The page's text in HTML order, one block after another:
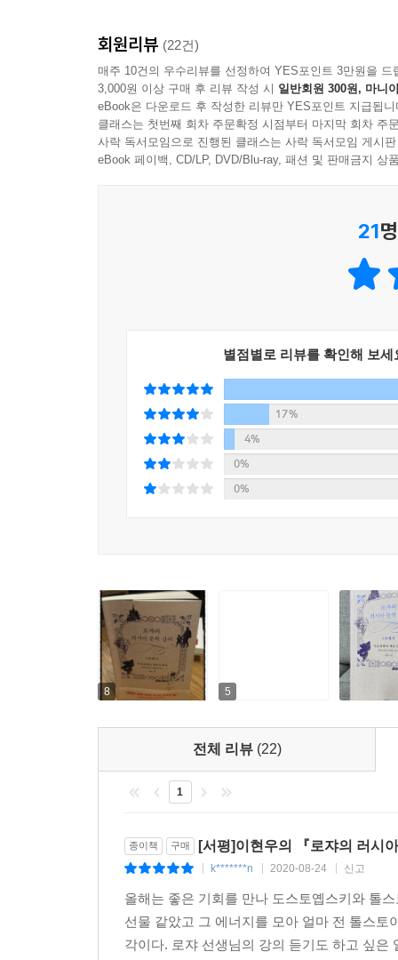
러시아 문학은 ‘새 고전’이다
"2007년 영어권의 현역 작가 125명에게 가장 좋아
[안나 카레니나]였고, 2위가 플로베르의 [마담 보
러시아의 어떤 작가도 인간적으로 ‘평범한’ 이가
인간들, 러시아 작가들 모두와 사이가 안 좋았던
그들은 ‘러시아’에서만 나올 수 있는 작가이며,
남은 거장과 명작들의 세계에서 ‘나의 작가’를 만난
이 책은 1강에서 러시아의 역사와 지리적 특성,
그리고 주요 작품을 뽑아 차근차근 해설한다.
때로는 잔잔한 웃음이, 때로는 모진 비평이 있으
입말 그대로를 생생하게 살려 누구나 쉽고 재미있
않는 [죄와 벌], [카라마조프가의 형제들], [안나 카
"러시아 작가들은 ‘나의 푸슈킨’이라고 얘기해
작가들이 다 한 편씩 씁니다. 재미있는 건 러시아
이게 바로 자기 존재 증명입니다."
유행한 ‘돈 후안 리스트’ 푸슈킨 편에는 100여
‘밝은 슬픔’이 관통하는 [예브게니 오네긴]이 푸
문학 커넥션을 곳곳에서 확인할 수 있다.
3강은 절대 고독의 작가, 영원한 젊음의 시인,
27세에 결투로 죽은 요절 시인이어서 천재라는
전공자들에게 실망을 안겨준다고 한다. 그렇지
죽었고, 고골은 [검찰관] 공연에 상심해서 [외투
데뷔작을 발표하고 페트라셰프스키 사건으로 죽
회원리뷰 (22건)
매주 10건의 우수리뷰를 선정하여 YES포인트 3만원을 드
3,000원 이상 구매 후 리뷰 작성 시 일반회원 300원, 마니
eBook은 다운로드 후 작성한 리뷰만 YES포인트 지급됩니
클래스는 첫번째 회차 주문확정 시점부터 마지막 회차 주
사락 독서모임으로 진행된 클래스는 사락 독서모임 게시
eBook 페이백, CD/LP, DVD/Blu-ray, 패션 및 판매금지 상
21
별점별로 리뷰를 확인해 보세
17%
4%
0%
0%
8 5
전체 리뷰 (22)
1
종이책 구매 [서평]이현우의 『로쟈의 러시
k*******n 2020-08-24 신고
올해는 좋은 기회를 만나 도스토옙스키와 톨
선물 같았고 그 에너지를 모아 얼마 전 톨스토
각이다. 로쟈 선생님의 강의 듣기도 하고 싶